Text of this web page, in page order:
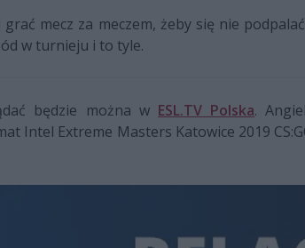
mecz za meczem, żeby się nie
w turnieju i to tyle.
będzie można w ESL.TV Polska.
Intel Extreme Masters Katowice 2019